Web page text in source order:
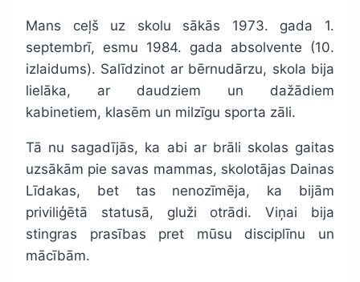
Mans ceļš uz skolu sākās 1973. gada 1.
septembrī, esmu 1984. gada absolvente (10.
izlaidums). Salīdzinot ar bērnudārzu, skola bija
lielāka, ar daudziem un dažādiem
kabinetiem, klasēm un milzīgu sporta zāli.
Tā nu sagadījās, ka abi ar brāli skolas gaitas
uzsākām pie savas mammas, skolotājas Dainas
Līdakas, bet tas nenozīmēja, ka bijām
priviliģētā statusā, gluži otrādi. Viņai bija
stingras prasības pret mūsu disciplīnu un
mācībām.